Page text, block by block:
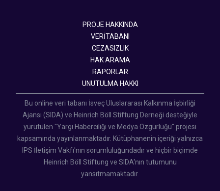
PROJE HAKKINDA
VERİTABANI
CEZASIZLIK
HAK ARAMA
RAPORLAR
UNUTULMA HAKKI
Bu online veri tabanı İsveç Uluslararası Kalkınma İşbirliği
Ajansı (SIDA) ve Heinrich Böll Stiftung Derneği desteğiyle
yürütülen "Yargı Haberciliği ve Medya Özgürlüğü" projesi
kapsamında yayınlanmaktadır. Kütüphanenin içeriği yalnızca
IPS İletişim Vakfı'nın sorumluluğundadır ve hiçbir biçimde
Heinrich Böll Stiftung ve SIDA'nın tutumunu
yansıtmamaktadır.